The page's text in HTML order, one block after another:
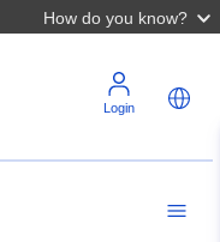
How do you know?
Login